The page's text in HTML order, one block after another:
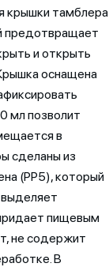
крышки тамблера
предотвращает
и открыть
оснащена
мл позволит
в
сделаны из
(РР5), который
пищевым
не содержит
В